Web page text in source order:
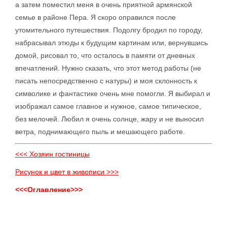
а затем поместил меня в очень приятной армянской
семье в районе Пера. Я скоро оправился после
утомительного путешествия. Подолгу бродил по городу,
набрасывал этюды к будущим картинам или, вернувшись
домой, рисовал то, что осталось в памяти от дневных
впечатлений. Нужно сказать, что этот метод работы (не
писать непосредственно с натуры) и моя склонность к
символике и фантастике очень мне помогли. Я выбирал и
изображал самое главное и нужное, самое типическое,
без мелочей. Любил я очень солнце, жару и не выносил
ветра, поднимающего пыль и мешающего работе.
<<< Хозяин гостиницы
Рисунок и цвет в живописи >>>
<<<Оглавление>>>